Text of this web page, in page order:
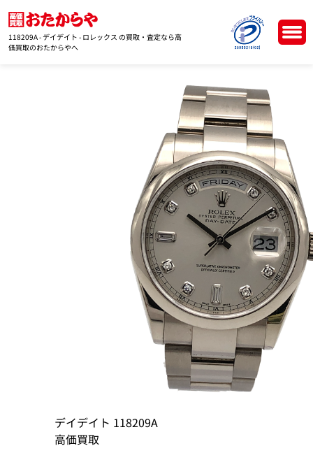
118209A - デイデイト - ロレックス の買取・査定なら高
価買取のおたからやへ
デイデイト 118209A
高価買取